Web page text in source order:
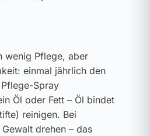
wenig Pflege, aber
einmal jährlich den
Spray
Öl oder Fett – Öl bindet
reinigen. Bei
drehen – das